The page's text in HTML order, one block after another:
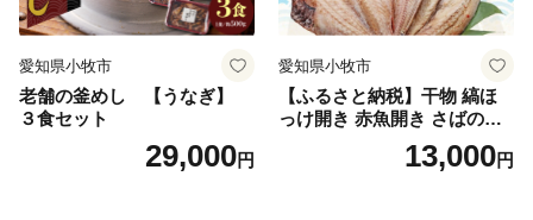
愛知県小牧市
老舗の釜めし 【うなぎ】
３食セット
29,000円
愛知県小牧市
【ふるさと納税】干物 縞ほ
っけ開き 赤魚開き さばの開
き 魚醤干し 3種 セット 詰め
合わせ 魚 おかず 肉厚 おいし
13,000円